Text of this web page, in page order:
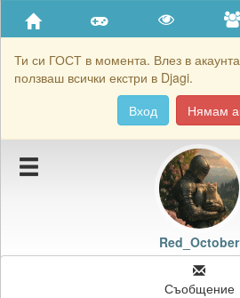
Ти си ГОСТ в момента. Влез в
ползваш всички екстри в Djagi.
Вход
Нямам
Приятели
Хронология на игри
Подаръците на Red_October
Картичките на Red_October
Блокирай Red_OctoberRed_October
Съобщение